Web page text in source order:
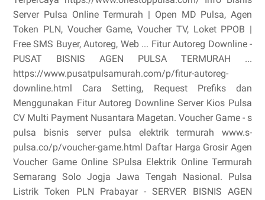
Server Pulsa Online Termurah | Open MD Pulsa, Agen
Token PLN, Voucher Game, Voucher TV, Loket PPOB |
Free SMS Buyer, Autoreg, Web ... Fitur Autoreg Downline -
PUSAT BISNIS AGEN PULSA TERMURAH ...
https://www.pusatpulsamurah.com/p/fitur-autoreg-
downline.html Cara Setting, Request Prefiks dan
Menggunakan Fitur Autoreg Downline Server Kios Pulsa
CV Multi Payment Nusantara Magetan. Voucher Game - s
pulsa bisnis server pulsa elektrik termurah www.s-
pulsa.co/p/voucher-game.html Daftar Harga Grosir Agen
Voucher Game Online SPulsa Elektrik Online Termurah
Semarang Solo Jogja Jawa Tengah Nasional. Pulsa
Listrik Token PLN Prabayar - SERVER BISNIS AGEN